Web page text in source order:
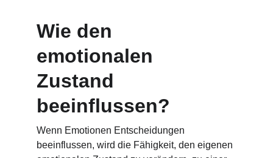
Wie den
emotionalen
Zustand
beeinflussen?
Wenn Emotionen Entscheidungen
beeinflussen, wird die Fähigkeit, den eigenen